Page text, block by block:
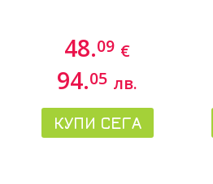
48.09 €
94.05 лв.
КУПИ СЕГА